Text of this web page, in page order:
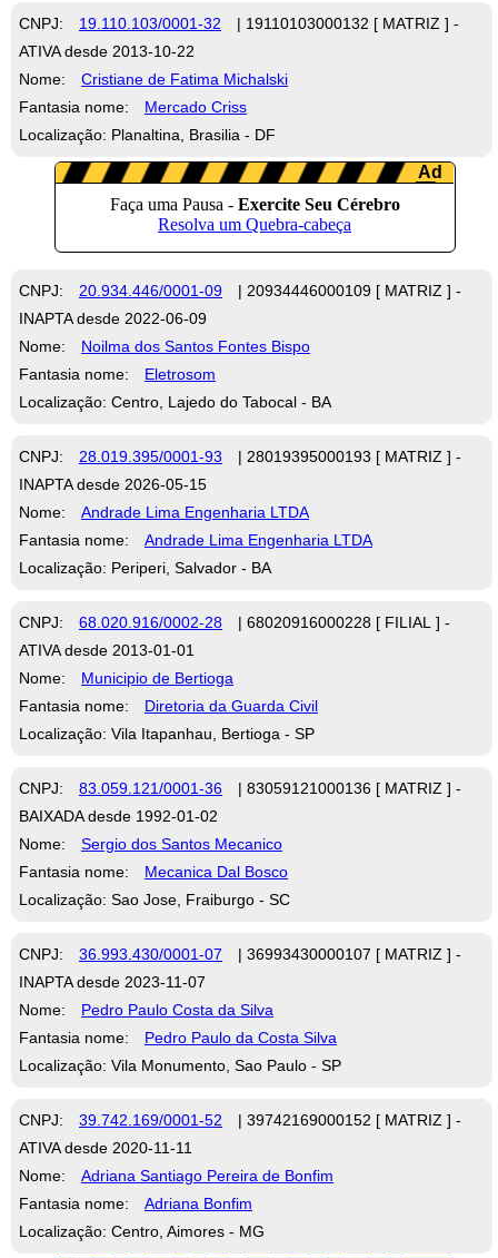
CNPJ: 19.110.103/0001-32
| 19110103000132 [ MATRIZ ] -
ATIVA desde 2013-10-22
Nome:
Cristiane de Fatima Michalski
Fantasia nome:
Mercado Criss
Localização: Planaltina, Brasilia - DF
CNPJ: 20.934.446/0001-09
| 20934446000109 [ MATRIZ ] -
INAPTA desde 2022-06-09
Nome:
Noilma dos Santos Fontes Bispo
Fantasia nome:
Eletrosom
Localização: Centro, Lajedo do Tabocal - BA
CNPJ: 28.019.395/0001-93
| 28019395000193 [ MATRIZ ] -
INAPTA desde 2026-05-15
Nome:
Andrade Lima Engenharia LTDA
Fantasia nome:
Andrade Lima Engenharia LTDA
Localização: Periperi, Salvador - BA
CNPJ: 68.020.916/0002-28
| 68020916000228 [ FILIAL ] -
ATIVA desde 2013-01-01
Nome:
Municipio de Bertioga
Fantasia nome:
Diretoria da Guarda Civil
Localização: Vila Itapanhau, Bertioga - SP
CNPJ: 83.059.121/0001-36
| 83059121000136 [ MATRIZ ] -
BAIXADA desde 1992-01-02
Nome:
Sergio dos Santos Mecanico
Fantasia nome:
Mecanica Dal Bosco
Localização: Sao Jose, Fraiburgo - SC
CNPJ: 36.993.430/0001-07
| 36993430000107 [ MATRIZ ] -
INAPTA desde 2023-11-07
Nome:
Pedro Paulo Costa da Silva
Fantasia nome:
Pedro Paulo da Costa Silva
Localização: Vila Monumento, Sao Paulo - SP
CNPJ: 39.742.169/0001-52
| 39742169000152 [ MATRIZ ] -
ATIVA desde 2020-11-11
Nome:
Adriana Santiago Pereira de Bonfim
Fantasia nome:
Adriana Bonfim
Localização: Centro, Aimores - MG